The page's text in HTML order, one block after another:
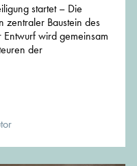
startet – Die
zentraler Baustein des
wird gemeinsam
der